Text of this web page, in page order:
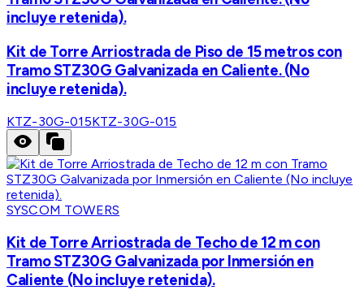
incluye retenida).
Kit de Torre Arriostrada de Piso de 15 metros con
Tramo STZ30G Galvanizada en Caliente. (No
incluye retenida).
KTZ-30G-015KTZ-30G-015
SYSCOM TOWERS
Kit de Torre Arriostrada de Techo de 12 m con
Tramo STZ30G Galvanizada por Inmersión en
Caliente (No incluye retenida).